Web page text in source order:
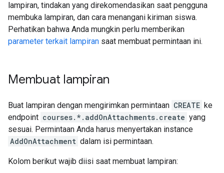
lampiran, tindakan yang direkomendasikan saat pengguna
membuka lampiran, dan cara menangani kiriman siswa.
Perhatikan bahwa Anda mungkin perlu memberikan
parameter terkait lampiran saat membuat permintaan ini.
Membuat lampiran
Buat lampiran dengan mengirimkan permintaan CREATE ke
endpoint courses.*.addOnAttachments.create yang
sesuai. Permintaan Anda harus menyertakan instance
AddOnAttachment dalam isi permintaan.
Kolom berikut wajib diisi saat membuat lampiran: